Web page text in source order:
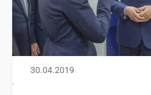
30.04.2019